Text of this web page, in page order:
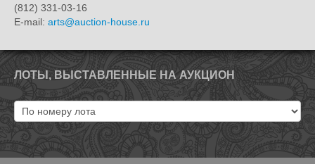
(812) 331-03-16
E-mail: arts@auction-house.ru
ЛОТЫ, ВЫСТАВЛЕННЫЕ НА АУКЦИОН